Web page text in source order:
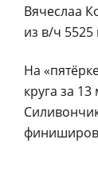
Вячеслаа
из в/ч
На
круга за